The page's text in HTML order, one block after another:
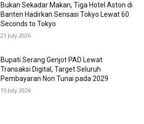
Bukan Sekadar Makan, Tiga Hotel Aston di
Banten Hadirkan Sensasi Tokyo Lewat 60
Seconds to Tokyo
21 July 2026
Bupati Serang Genjot PAD Lewat
Transaksi Digital, Target Seluruh
Pembayaran Non Tunai pada 2029
15 July 2026